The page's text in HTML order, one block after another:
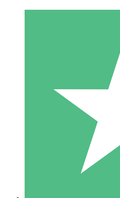
Pacchetti di
Paga a consumo con crediti
1
10